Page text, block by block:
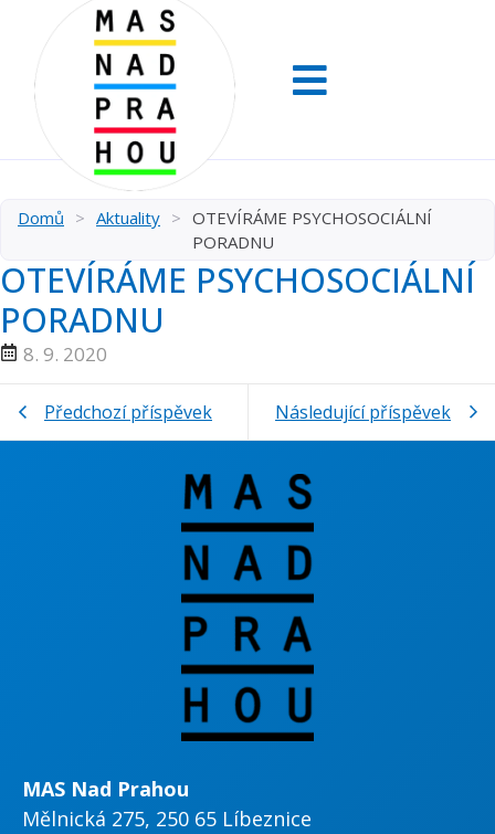
Domů > Aktuality > OTEVÍRÁME PSYCHOSOCIÁLNÍ
PORADNU
OTEVÍRÁME PSYCHOSOCIÁLNÍ
PORADNU
8. 9. 2020
Předchozí příspěvek Následující příspěvek
MAS Nad Prahou
Mělnická 275, 250 65 Líbeznice